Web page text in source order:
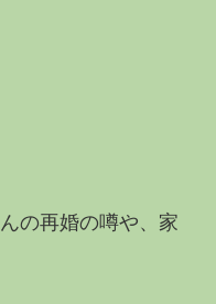
の再婚の噂や、家